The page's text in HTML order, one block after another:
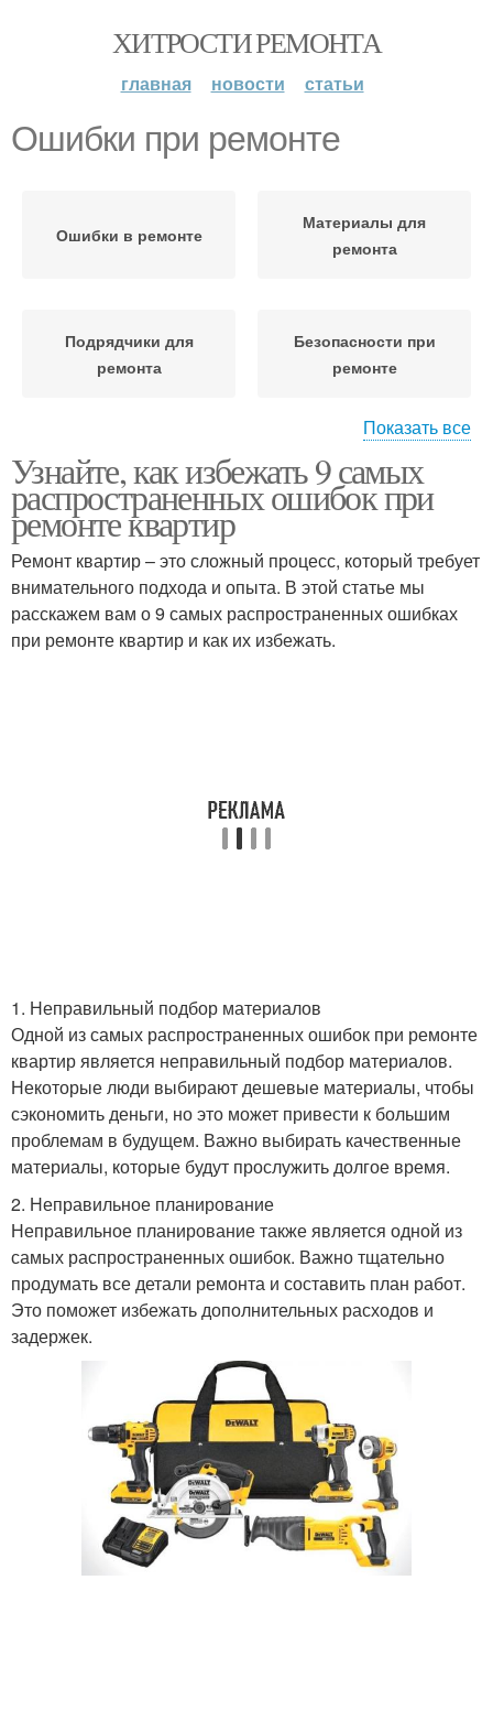
ХИТРОСТИ РЕМОНТА
главная новости статьи
Ошибки при ремонте
Ошибки в ремонте
Материалы для
ремонта
Подрядчики для
ремонта
Безопасности при
ремонте
Подрядчики при
ремонте
Бюджет на ремонт
Грубые ошибки Расходы при ремонте
Советы по ремонту
Отделка для
недорогого ремонта
Общие ошибки Риски при ремонте
Ремонт в квартире Лайфхаки по ремонту
Лайфхаки для ремонта Ремонт в новостройке
Показать все
Узнайте, как избежать 9 самых
распространенных ошибок при
ремонте квартир
Ремонт квартир – это сложный процесс, который требует
внимательного подхода и опыта. В этой статье мы
расскажем вам о 9 самых распространенных ошибках
при ремонте квартир и как их избежать.
1. Неправильный подбор материалов
Одной из самых распространенных ошибок при ремонте
квартир является неправильный подбор материалов.
Некоторые люди выбирают дешевые материалы, чтобы
сэкономить деньги, но это может привести к большим
проблемам в будущем. Важно выбирать качественные
материалы, которые будут прослужить долгое время.
2. Неправильное планирование
Неправильное планирование также является одной из
самых распространенных ошибок. Важно тщательно
продумать все детали ремонта и составить план работ.
Это поможет избежать дополнительных расходов и
задержек.